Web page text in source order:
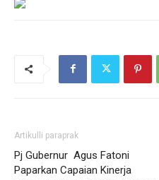
Artikulli paraprak
Pj Gubernur Agus Fatoni
Paparkan Capaian Kinerja